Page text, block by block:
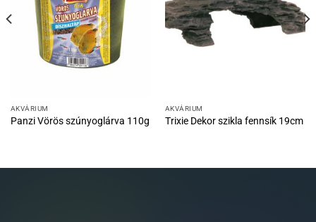
AKVÁRIUM
Panzi Vörös szúnyoglárva 110g
AKVÁRIUM
Trixie Dekor szikla fennsík 19cm